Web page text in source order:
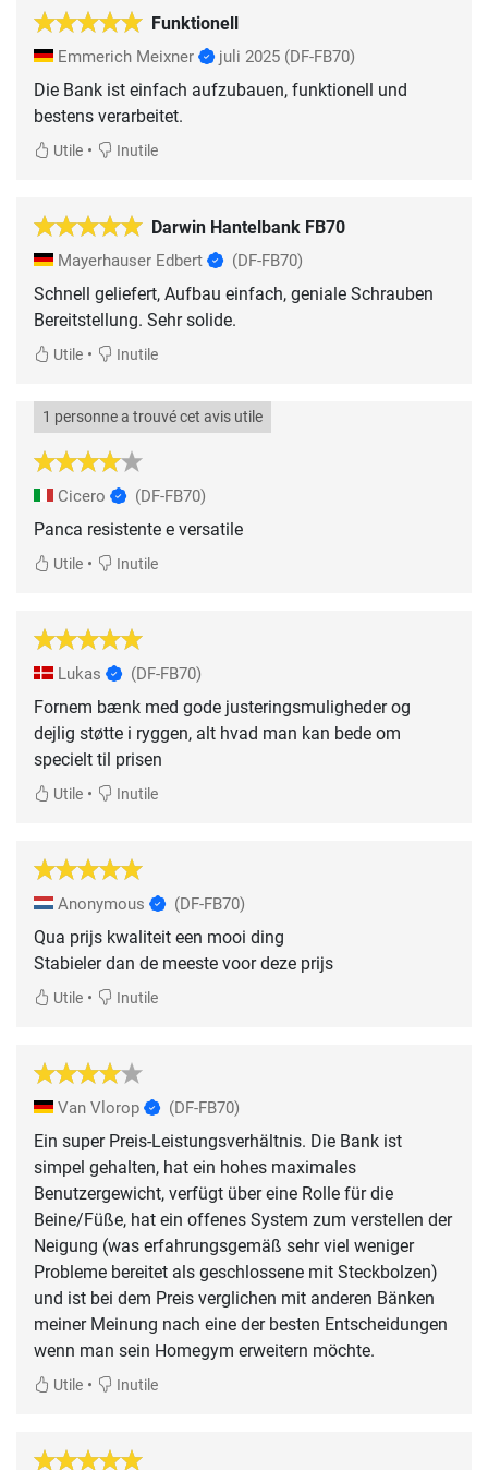
Funktionell
Emmerich Meixner juli 2025 (DF-FB70)
Die Bank ist einfach aufzubauen, funktionell und
bestens verarbeitet.
Utile • Inutile
Darwin Hantelbank FB70
Mayerhauser Edbert (DF-FB70)
Schnell geliefert, Aufbau einfach, geniale Schrauben
Bereitstellung. Sehr solide.
Utile • Inutile
1 personne a trouvé cet avis utile
Cicero (DF-FB70)
Panca resistente e versatile
Utile • Inutile
Lukas (DF-FB70)
Fornem bænk med gode justeringsmuligheder og
dejlig støtte i ryggen, alt hvad man kan bede om
specielt til prisen
Utile • Inutile
Anonymous (DF-FB70)
Qua prijs kwaliteit een mooi ding
Stabieler dan de meeste voor deze prijs
Utile • Inutile
Van Vlorop (DF-FB70)
Ein super Preis-Leistungsverhältnis. Die Bank ist
simpel gehalten, hat ein hohes maximales
Benutzergewicht, verfügt über eine Rolle für die
Beine/Füße, hat ein offenes System zum verstellen der
Neigung (was erfahrungsgemäß sehr viel weniger
Probleme bereitet als geschlossene mit Steckbolzen)
und ist bei dem Preis verglichen mit anderen Bänken
meiner Meinung nach eine der besten Entscheidungen
wenn man sein Homegym erweitern möchte.
Utile • Inutile